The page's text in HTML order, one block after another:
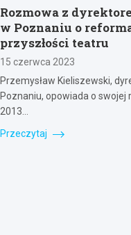
Rozmowa z
w Poznaniu o
przyszłości teatru
15 czerwca 2023
Przemysław Kieliszewski,
Poznaniu, opowiada o swojej
2013…
Przeczytaj